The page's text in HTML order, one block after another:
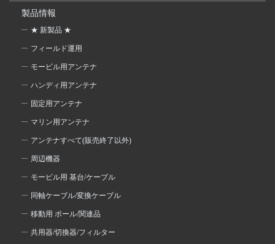
製品情報
★ 新製品 ★
フィールド運用
モービル用アンテナ
ハンディ用アンテナ
固定用アンテナ
マリン用アンテナ
アンテナすべて(販売終了以外)
周辺機器
モービル用 基台/ケーブル
同軸ケーブル/変換ケーブル
移動用 ポール/関連品
共用器/切換器/フィルター